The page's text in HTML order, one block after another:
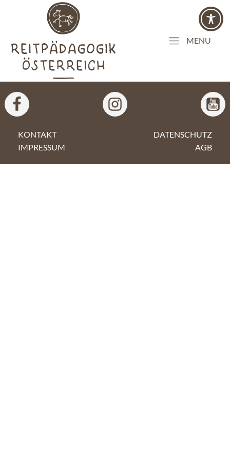
MENU
KONTAKT
DATENSCHUTZ
IMPRESSUM
AGB